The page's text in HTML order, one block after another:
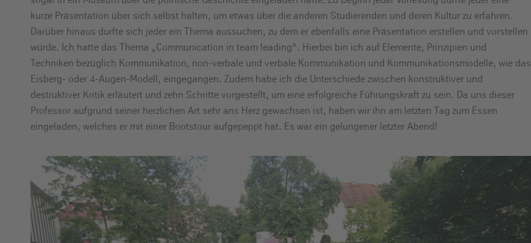
kurze Präsentation über sich selbst halten, um etwas über die anderen Studierenden und deren Kultur zu erfahren.
Darüber hinaus durfte sich jeder ein Thema aussuchen, zu dem er ebenfalls eine Präsentation erstellen und vorstellen
würde. Ich hatte das Thema „Communication in team leading“. Hierbei bin ich auf Elemente, Prinzipien und
Techniken bezüglich Kommunikation, non-verbale und verbale Kommunikation und Kommunikationsmodelle, wie das
Eisberg- oder 4-Augen-Modell, eingegangen. Zudem habe ich die Unterschiede zwischen konstruktiver und
destruktiver Kritik erläutert und zehn Schritte vorgestellt, um eine erfolgreiche Führungskraft zu sein. Da uns dieser
Professor aufgrund seiner herzlichen Art sehr ans Herz gewachsen ist, haben wir ihn am letzten Tag zum Essen
eingeladen, welches er mit einer Bootstour aufgepeppt hat. Es war ein gelungener letzter Abend!